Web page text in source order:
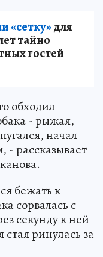
«сетку»для
тайно
гостей
обходил
- рыжая,
начал
- рассказывает
бежать к
сорвалась с
секунду к ней
ринулась за